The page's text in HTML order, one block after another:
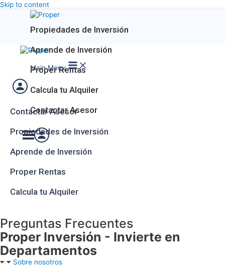
Skip to content
Propiedades de Inversión
Aprende de Inversión
Proper Rentas
Calcula tu Alquiler
Contactar Asesor
Main Menu
Contactar Asesor
Propiedades de Inversión
Aprende de Inversión
Proper Rentas
Calcula tu Alquiler
Preguntas Frecuentes
Proper Inversión - Invierte en
Departamentos
Sobre nosotros